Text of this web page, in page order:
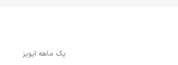
یک ماهه ایویز